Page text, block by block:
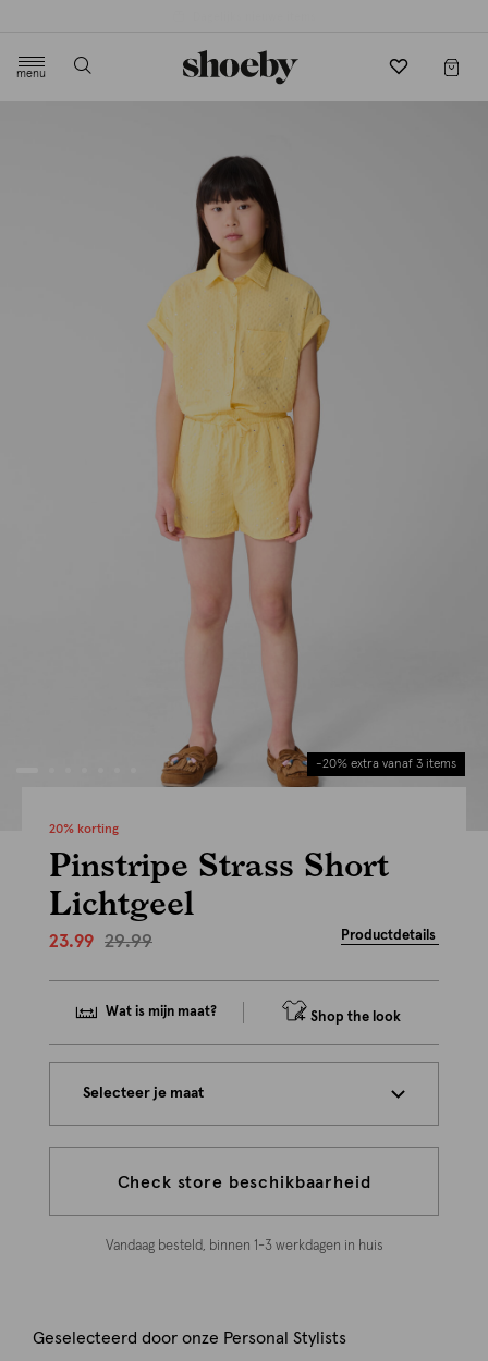
menu
-20% extra vanaf 3 items
20% korting
Pinstripe Strass Short
Lichtgeel
23.99 29.99 Productdetails
Wat is mijn maat? Shop the look
Selecteer je maat
Check store beschikbaarheid
Vandaag besteld, binnen 1-3 werkdagen in huis
Geselecteerd door onze Personal Stylists